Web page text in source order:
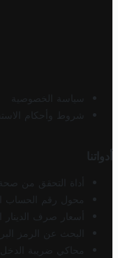
سياسة الخصوصية
شروط وأحكام
أدواتنا
أداة التحقق من
محول رقم الحساب
أسعار صرف الدينار
البحث عن الرمز
محاكي ضريبة